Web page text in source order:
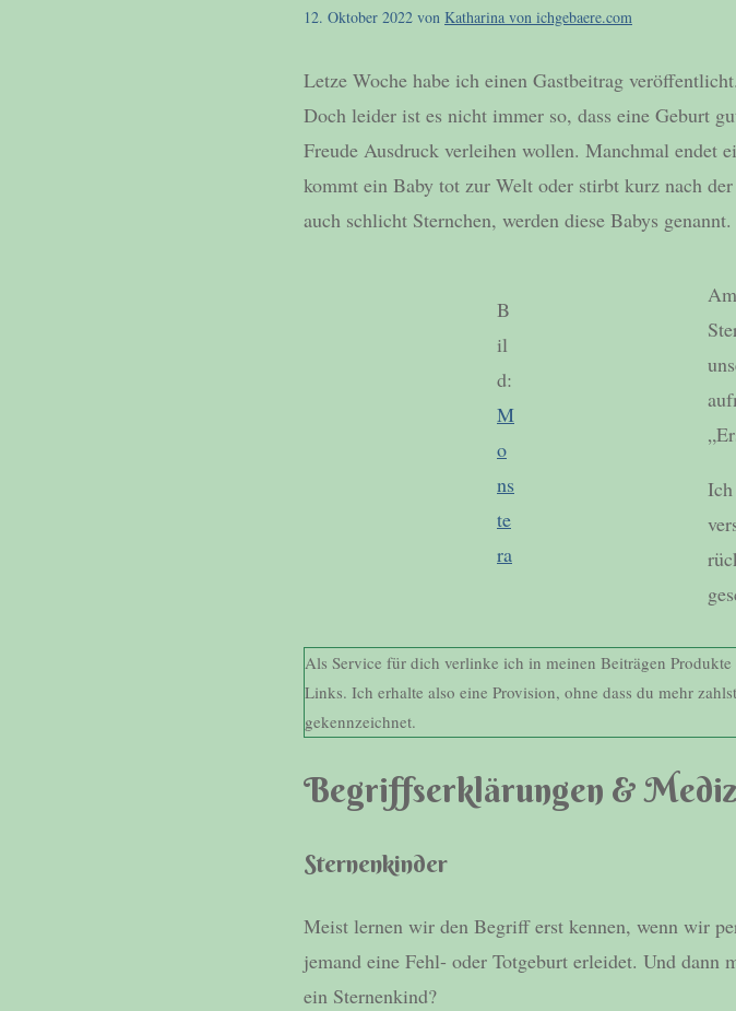
12. Oktober 2022 von Katharina von ichgebaere.com
Letze Woche habe ich einen Gastbeitrag
Doch leider ist es nicht immer so, dass eine Geburt
Freude Ausdruck verleihen wollen. Manchmal endet
kommt ein Baby tot zur Welt oder stirbt kurz nach
auch schlicht Sternchen, werden diese Babys genannt.
B
il
d:
M
o
ns
te
ra
Ich
Als Service für dich verlinke ich in meinen Beiträgen
Links. Ich erhalte also eine Provision, ohne dass du mehr
gekennzeichnet.
Begriffserklärungen &
Sternenkinder
Meist lernen wir den Begriff erst kennen, wenn wir
jemand eine Fehl- oder Totgeburt erleidet. Und dann
ein Sternenkind?